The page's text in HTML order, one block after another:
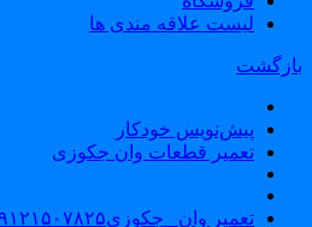
لیست علاقه مندی ها
پیش‌نویس خودکار
تعمیر قطعات وان جکوزی
تعمیر وان _جکوزی۰۹۱۲۱۵۰۷۸۲۵